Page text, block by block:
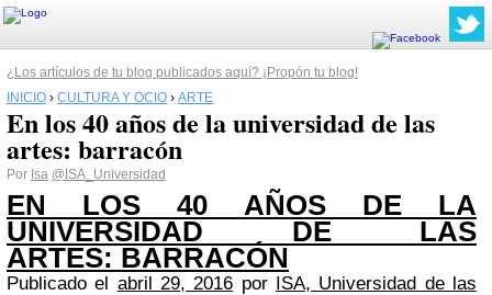
¿Los artículos de tu blog publicados aquí? ¡Propón tu blog!
INICIO › CULTURA Y OCIO › ARTE
En los 40 años de la universidad de las
artes: barracón
Por Isa @ISA_Universidad
EN LOS 40 AÑOS DE LA
UNIVERSIDAD DE LAS
ARTES: BARRACÓN
Publicado el abril 29, 2016 por ISA, Universidad de las